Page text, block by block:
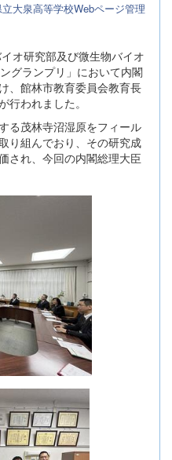
大泉高等学校Webページ管理
オ研究部及び微生物バイオ
グランプリ」において内閣
、館林市教育委員会教育長
われました。
る茂林寺沼湿原をフィール
り組んでおり、その研究成
され、今回の内閣総理大臣